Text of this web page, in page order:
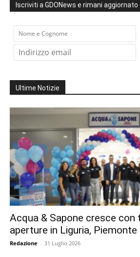
Iscriviti a GDONews e rimani aggiornato
Ultime Notizie
Acqua & Sapone cresce con
aperture in Liguria, Piemonte
Redazione - 31 Luglio 2026